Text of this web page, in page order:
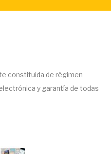
constituida de régimen
y garantía de todas